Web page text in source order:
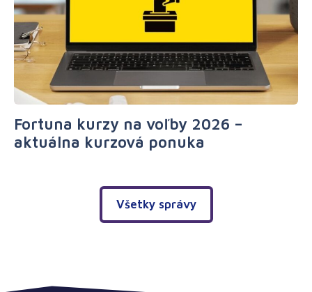
Fortuna kurzy na voľby 2026 –
aktuálna kurzová ponuka
Všetky správy